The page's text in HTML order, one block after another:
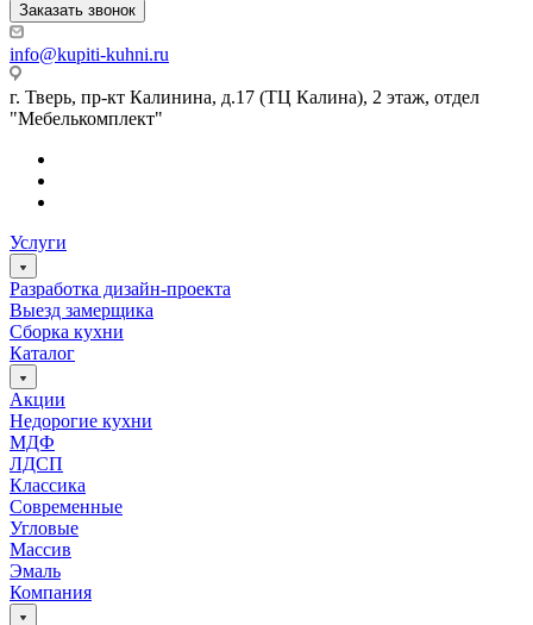
Заказать звонок
info@kupiti-kuhni.ru
г. Тверь, пр-кт Калинина, д.17 (ТЦ Калина), 2 этаж, отдел
"Мебелькомплект"
Услуги
Разработка дизайн-проекта
Выезд замерщика
Сборка кухни
Каталог
Акции
Недорогие кухни
МДФ
ЛДСП
Классика
Современные
Угловые
Массив
Эмаль
Компания